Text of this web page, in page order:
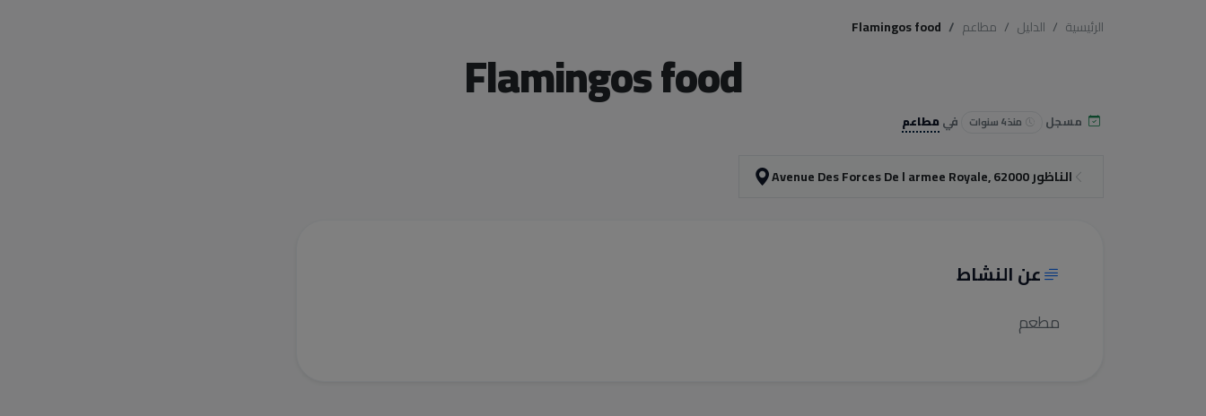
الرئيسية الدليل مطاعم Flamingos food
Flamingos food
مسجل منذ 4 سنوات فيمطاعم
Avenue Des Forces De l armee Royale‬, الناظور 62000
عن النشاط
مطعم